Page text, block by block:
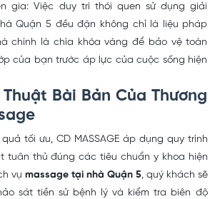
gia: Việc duy trì thói quen sử dụng giải
Quận 5 đều đặn không chỉ là liệu pháp
chính là chìa khóa vàng để bảo vệ toàn
của bạn trước áp lực của cuộc sống hiện
Bài Bản Của Thương
tối ưu, CD MASSAGE áp dụng quy trình
tuân thủ đúng các tiêu chuẩn y khoa hiện
vụ massage tại nhà Quận 5, quý khách sẽ
sát tiền sử bệnh lý và kiểm tra biên độ